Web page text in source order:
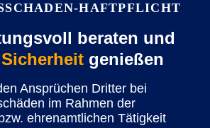
HAFTPFLICHT­
beraten und
genießen
Ansprüchen Dritter bei
im Rahmen der
ehrenamtlichen Tätigkeit